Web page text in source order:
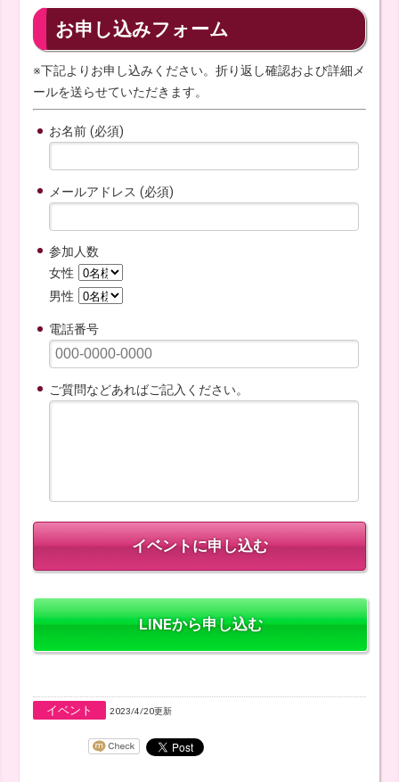
お申し込みフォーム
※下記よりお申し込みください。折り返し確認および詳細メ
ールを送らせていただきます。
お名前 (必須)
メールアドレス (必須)
参加人数
女性
男性
電話番号
ご質問などあればご記入ください。
LINEから申し込む
イベント 2023/4/20更新